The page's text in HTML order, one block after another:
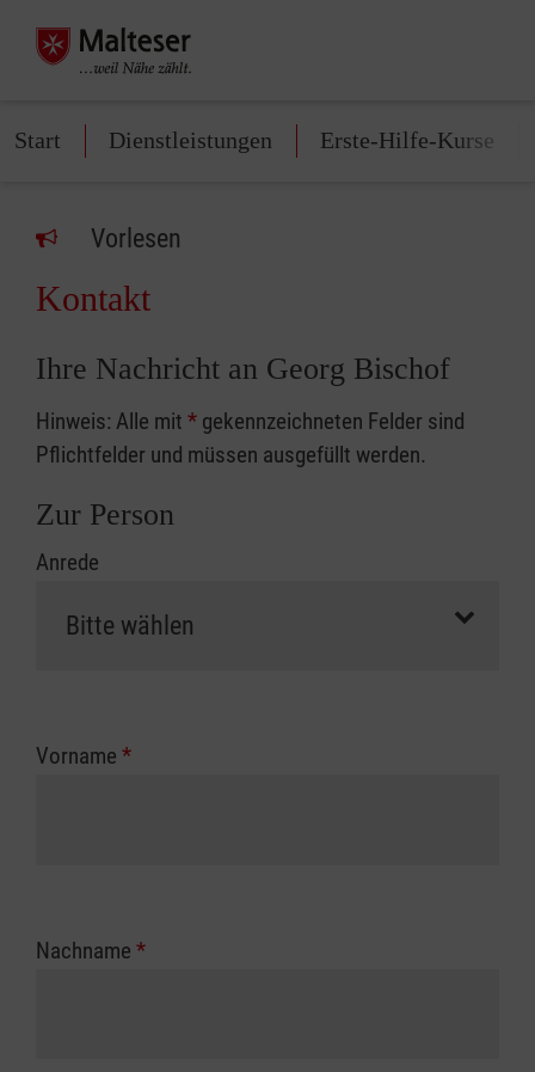
Start Dienstleistungen Erste-Hilfe-Kurse
Vorlesen
Kontakt
Ihre Nachricht an Georg Bischof
Hinweis: Alle mit * gekennzeichneten Felder sind
Pflichtfelder und müssen ausgefüllt werden.
Zur Person
Anrede
Vorname *
Nachname *